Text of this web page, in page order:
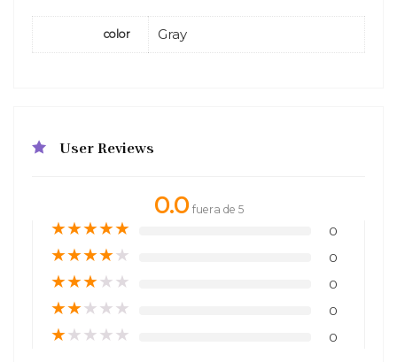
color Gray
User Reviews
0.0 fuera de 5
★★★★★ 0
★★★★★ 0
★★★★★ 0
★★★★★ 0
★★★★★ 0